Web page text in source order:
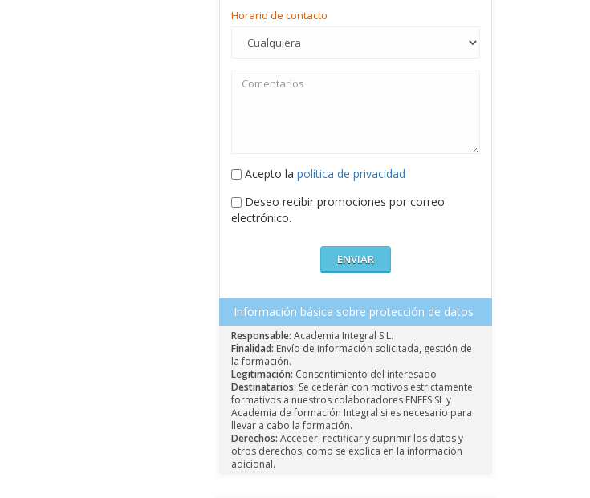
Horario de contacto
Acepto la política de privacidad
Deseo recibir promociones por correo
electrónico.
Información básica sobre protección de datos
Responsable: Academia Integral S.L.
Finalidad: Envío de información solicitada, gestión de
la formación.
Legitimación: Consentimiento del interesado
Destinatarios: Se cederán con motivos estrictamente
formativos a nuestros colaboradores ENFES SL y
Academia de formación Integral si es necesario para
llevar a cabo la formación.
Derechos: Acceder, rectificar y suprimir los datos y
otros derechos, como se explica en la información
adicional.